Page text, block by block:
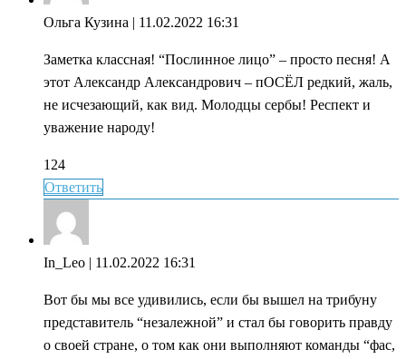
Ольга Кузина | 11.02.2022 16:31
Заметка классная! “Послинное лицо” – просто песня! А
этот Александр Александрович – пОСЁЛ редкий, жаль,
не исчезающий, как вид. Молодцы сербы! Респект и
уважение народу!
124
Ответить
In_Leo | 11.02.2022 16:31
Вот бы мы все удивились, если бы вышел на трибуну
представитель “незалежной” и стал бы говорить правду
о своей стране, о том как они выполняют команды “фас,